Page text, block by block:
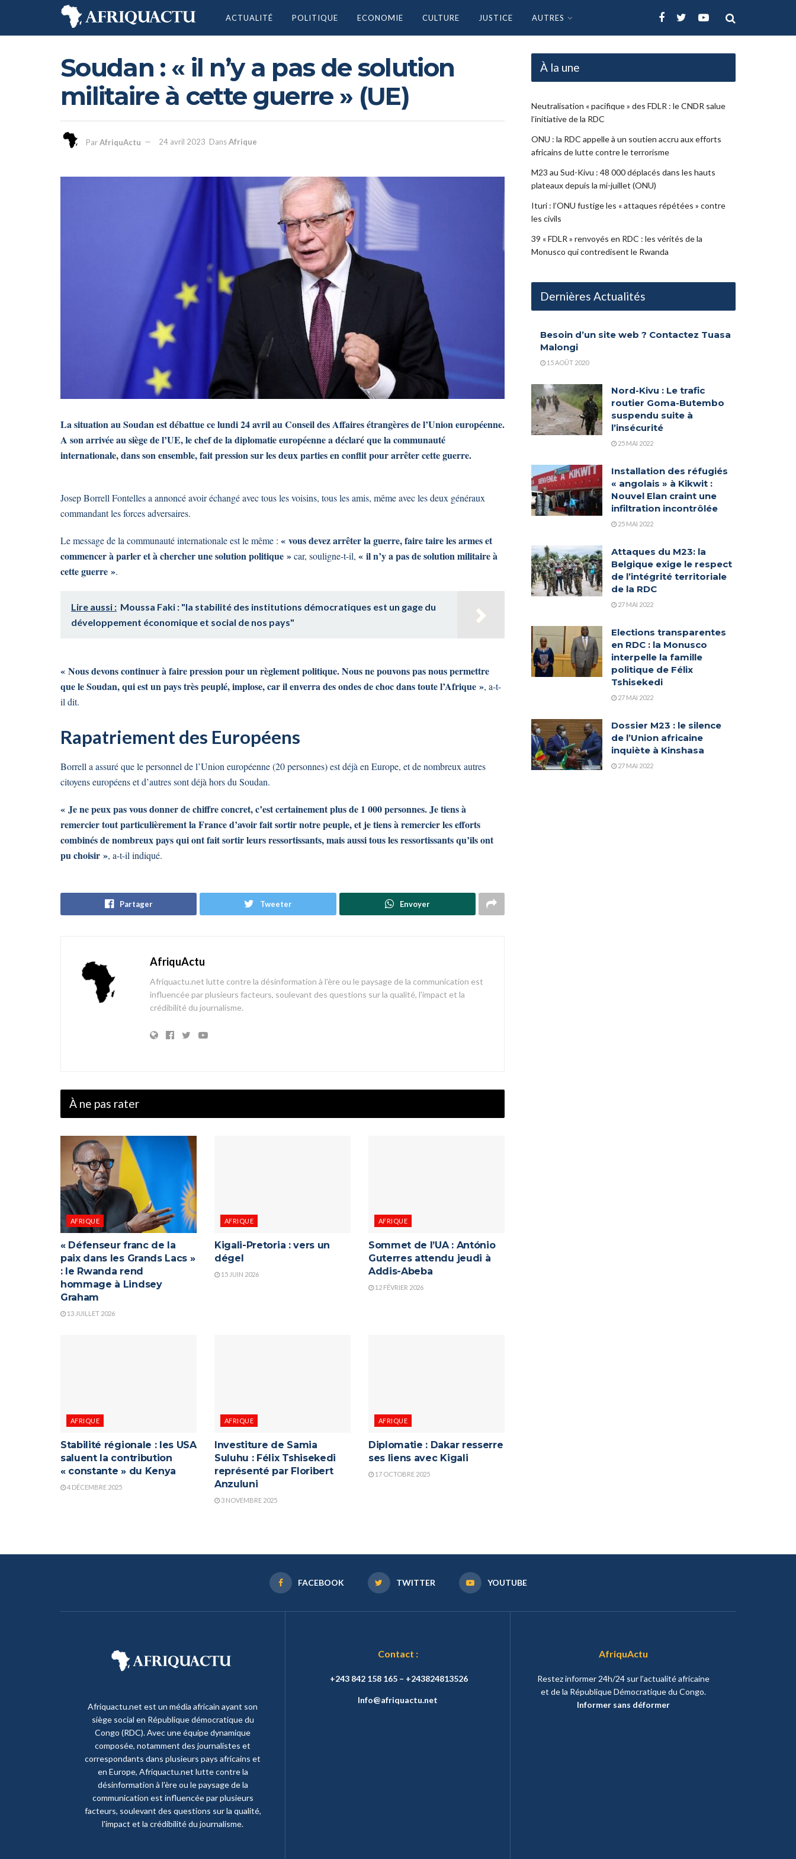
ACTUALITÉ POLITIQUE ECONOMIE CULTURE JUSTICE AUTRES
Soudan : « il n’y a pas de solution
militaire à cette guerre » (UE)
ParAfriquActu 24 avril 2023 DansAfrique
La situation au Soudan est débattue ce lundi 24 avril au Conseil des Affaires étrangères de l’Union européenne.
A son arrivée au siège de l’UE, le chef de la diplomatie européenne a déclaré que la communauté
internationale, dans son ensemble, fait pression sur les deux parties en conflit pour arrêter cette guerre.
Josep Borrell Fontelles a annoncé avoir échangé avec tous les voisins, tous les amis, même avec les deux généraux
commandant les forces adversaires.
Le message de la communauté internationale est le même : « vous devez arrêter la guerre, faire taire les armes et
commencer à parler et à chercher une solution politique »car, souligne-t-il, « il n’y a pas de solution militaire à
cette guerre ».
Lire aussi : Moussa Faki : "la stabilité des institutions démocratiques est un gage du
développement économique et social de nos pays"
« Nous devons continuer à faire pression pour un règlement politique. Nous ne pouvons pas nous permettre
que le Soudan, qui est un pays très peuplé, implose, car il enverra des ondes de choc dans toute l’Afrique », a-t-
il dit.
Rapatriement des Européens
Borrell a assuré que le personnel de l’Union européenne (20 personnes) est déjà en Europe, et de nombreux autres
citoyens européens et d’autres sont déjà hors du Soudan.
« Je ne peux pas vous donner de chiffre concret, c’est certainement plus de 1 000 personnes. Je tiens à
remercier tout particulièrement la France d’avoir fait sortir notre peuple, et je tiens à remercier les efforts
combinés de nombreux pays qui ont fait sortir leurs ressortissants, mais aussi tous les ressortissants qu’ils ont
pu choisir », a-t-il indiqué.
Partager Tweeter Envoyer
AfriquActu
Afriquactu.net lutte contre la désinformation à l'ère ou le paysage de la communication est
influencée par plusieurs facteurs, soulevant des questions sur la qualité, l'impact et la
crédibilité du journalisme.
À ne pas rater
AFRIQUE
« Défenseur franc de la
paix dans les Grands Lacs »
: le Rwanda rend
hommage à Lindsey
Graham
13 JUILLET 2026
AFRIQUE
Kigali-Pretoria : vers un
dégel
15 JUIN 2026
AFRIQUE
Sommet de l’UA : António
Guterres attendu jeudi à
Addis-Abeba
12 FÉVRIER 2026
AFRIQUE
Stabilité régionale : les USA
saluent la contribution
« constante » du Kenya
4 DÉCEMBRE 2025
AFRIQUE
Investiture de Samia
Suluhu : Félix Tshisekedi
représenté par Floribert
Anzuluni
3 NOVEMBRE 2025
AFRIQUE
Diplomatie : Dakar resserre
ses liens avec Kigali
17 OCTOBRE 2025
À la une
Neutralisation « pacifique » des FDLR : le CNDR salue
l’initiative de la RDC
ONU : la RDC appelle à un soutien accru aux efforts
africains de lutte contre le terrorisme
M23 au Sud-Kivu : 48 000 déplacés dans les hauts
plateaux depuis la mi-juillet (ONU)
Ituri : l’ONU fustige les « attaques répétées » contre
les civils
39 « FDLR » renvoyés en RDC : les vérités de la
Monusco qui contredisent le Rwanda
Dernières Actualités
Besoin d’un site web ? Contactez Tuasa
Malongi
15 AOÛT 2020
Nord-Kivu : Le trafic
routier Goma-Butembo
suspendu suite à
l’insécurité
25 MAI 2022
Installation des réfugiés
« angolais » à Kikwit :
Nouvel Elan craint une
infiltration incontrôlée
25 MAI 2022
Attaques du M23: la
Belgique exige le respect
de l’intégrité territoriale
de la RDC
27 MAI 2022
Elections transparentes
en RDC : la Monusco
interpelle la famille
politique de Félix
Tshisekedi
27 MAI 2022
Dossier M23 : le silence
de l’Union africaine
inquiète à Kinshasa
27 MAI 2022
FACEBOOK TWITTER YOUTUBE
Afriquactu.net est un média africain ayant son
siège social en République démocratique du
Congo (RDC). Avec une équipe dynamique
composée, notamment des journalistes et
correspondants dans plusieurs pays africains et
en Europe, Afriquactu.net lutte contre la
désinformation à l'ère ou le paysage de la
communication est influencée par plusieurs
facteurs, soulevant des questions sur la qualité,
l'impact et la crédibilité du journalisme.
Contact :
+243 842 158 165 – +243824813526
Info@afriquactu.net
AfriquActu
Restez informer 24h/24 sur l’actualité africaine
et de la République Démocratique du Congo.
Informer sans déformer